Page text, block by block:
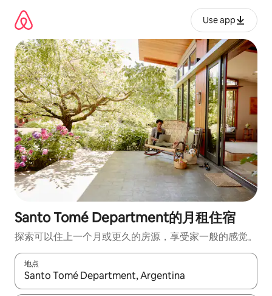
Use app
Santo Tomé Department的月租住宿
探索可以住上一个月或更久的房源，享受家一般的感觉。
地点
如有搜索结果，请使用上下方向键查看，或通过点击或滑动手势